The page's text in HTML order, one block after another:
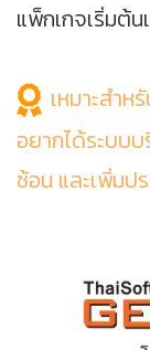
แพ็กเกจเริ่มต้
เหมาะสำ
อยากได้ระบบ
ซ้อน และเพิ่มป